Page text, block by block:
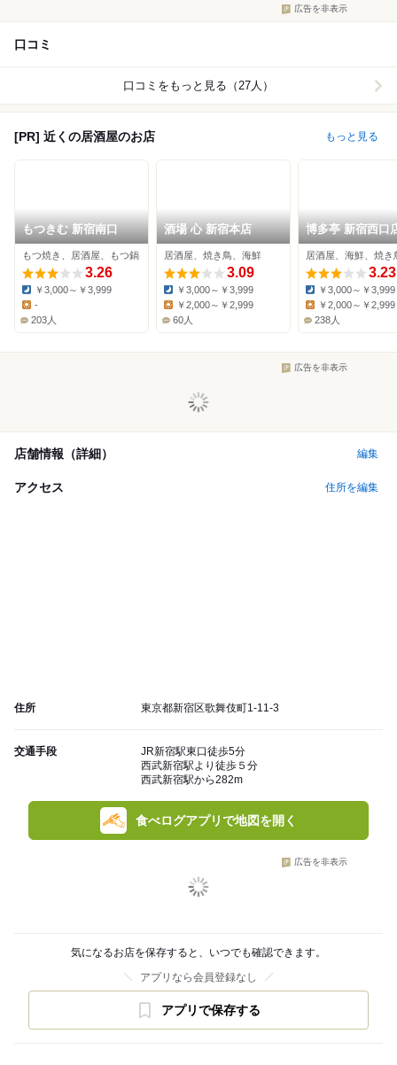
広告を非表示
口コミ
口コミをもっと見る（27人）
[PR] 近くの居酒屋のお店 もっと見る
もつきむ 新宿南口
もつ焼き、居酒屋、もつ鍋
3.26
Dinner:
￥3,000～￥3,999
-
203人
酒場 心 新宿本店
居酒屋、焼き鳥、海鮮
3.09
Dinner:
￥3,000～￥3,999
Lunch:
￥2,000～￥2,999
60人
博多亭 新宿西口
居酒屋、海鮮、焼き
3.23
Dinner:
￥3,000～￥3,999
￥2,000～￥2,999
238人
広告を非表示
店舗情報（詳細） 編集
アクセス 住所を編集
住所 東京都新宿区歌舞伎町1-11-3
交通手段
JR新宿駅東口徒歩5分
西武新宿駅より徒歩５分
西武新宿駅から282m
食べログアプリで地図を開く
広告を非表示
気になるお店を保存すると、いつでも確認できます。
アプリなら会員登録なし
アプリで保存する